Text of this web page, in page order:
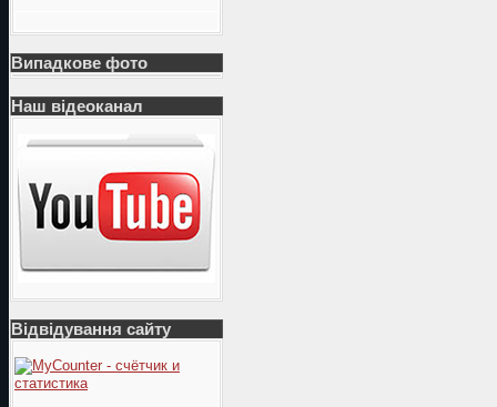
Випадкове фото
Наш відеоканал
Відвідування сайту